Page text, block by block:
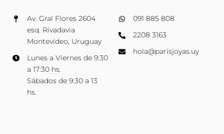
Av. Gral Flores 2604
esq. Rivadavia
Montevideo, Uruguay
Lunes a Viernes de 9:30
a 17:30 hs.
Sábados de 9:30 a 13
hs.
091 885 808
2208 3163
hola@parisjoyas.uy